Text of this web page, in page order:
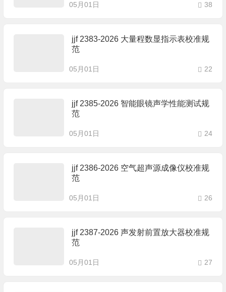
05月01日 38
jjf 2383-2026 大量程数显指示表校准规
范
05月01日 22
jjf 2385-2026 智能眼镜声学性能测试规
范
05月01日 24
jjf 2386-2026 空气超声源成像仪校准规
范
05月01日 26
jjf 2387-2026 声发射前置放大器校准规
范
05月01日 27